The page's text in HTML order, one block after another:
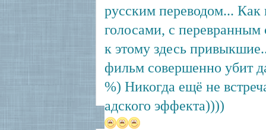
русским переводом... Как
голосами, с
к этому здесь
фильм совершенно убит
%) Никогда ещё не
адского эффекта))))